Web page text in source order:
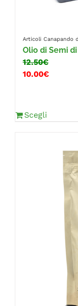
Articoli Canapando
Olio di Semi
12.50€
10.00€
Scegli